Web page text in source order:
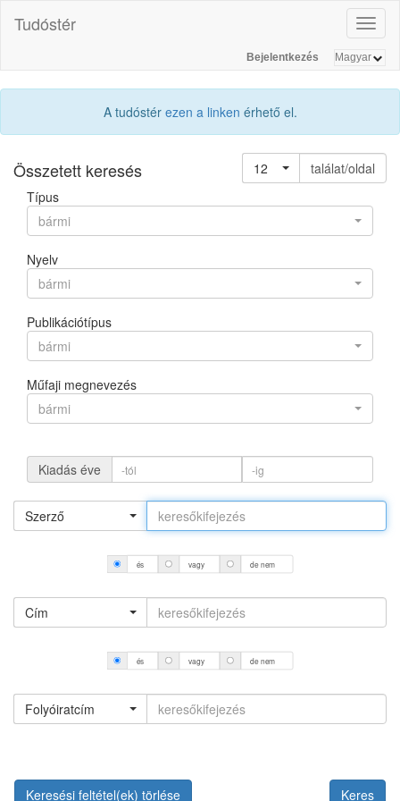
Tudóstér
Bejelentkezés
A tudóstér ezen a linken érhető el.
Összetett keresés 12
találat/oldal
Típus
bármi
Nyelv
bármi
Publikációtípus
bármi
Műfaji megnevezés
bármi
Kiadás éve
Szerző
és vagy de nem
Cím
és vagy de nem
Folyóiratcím
Keresési feltétel(ek) törlése